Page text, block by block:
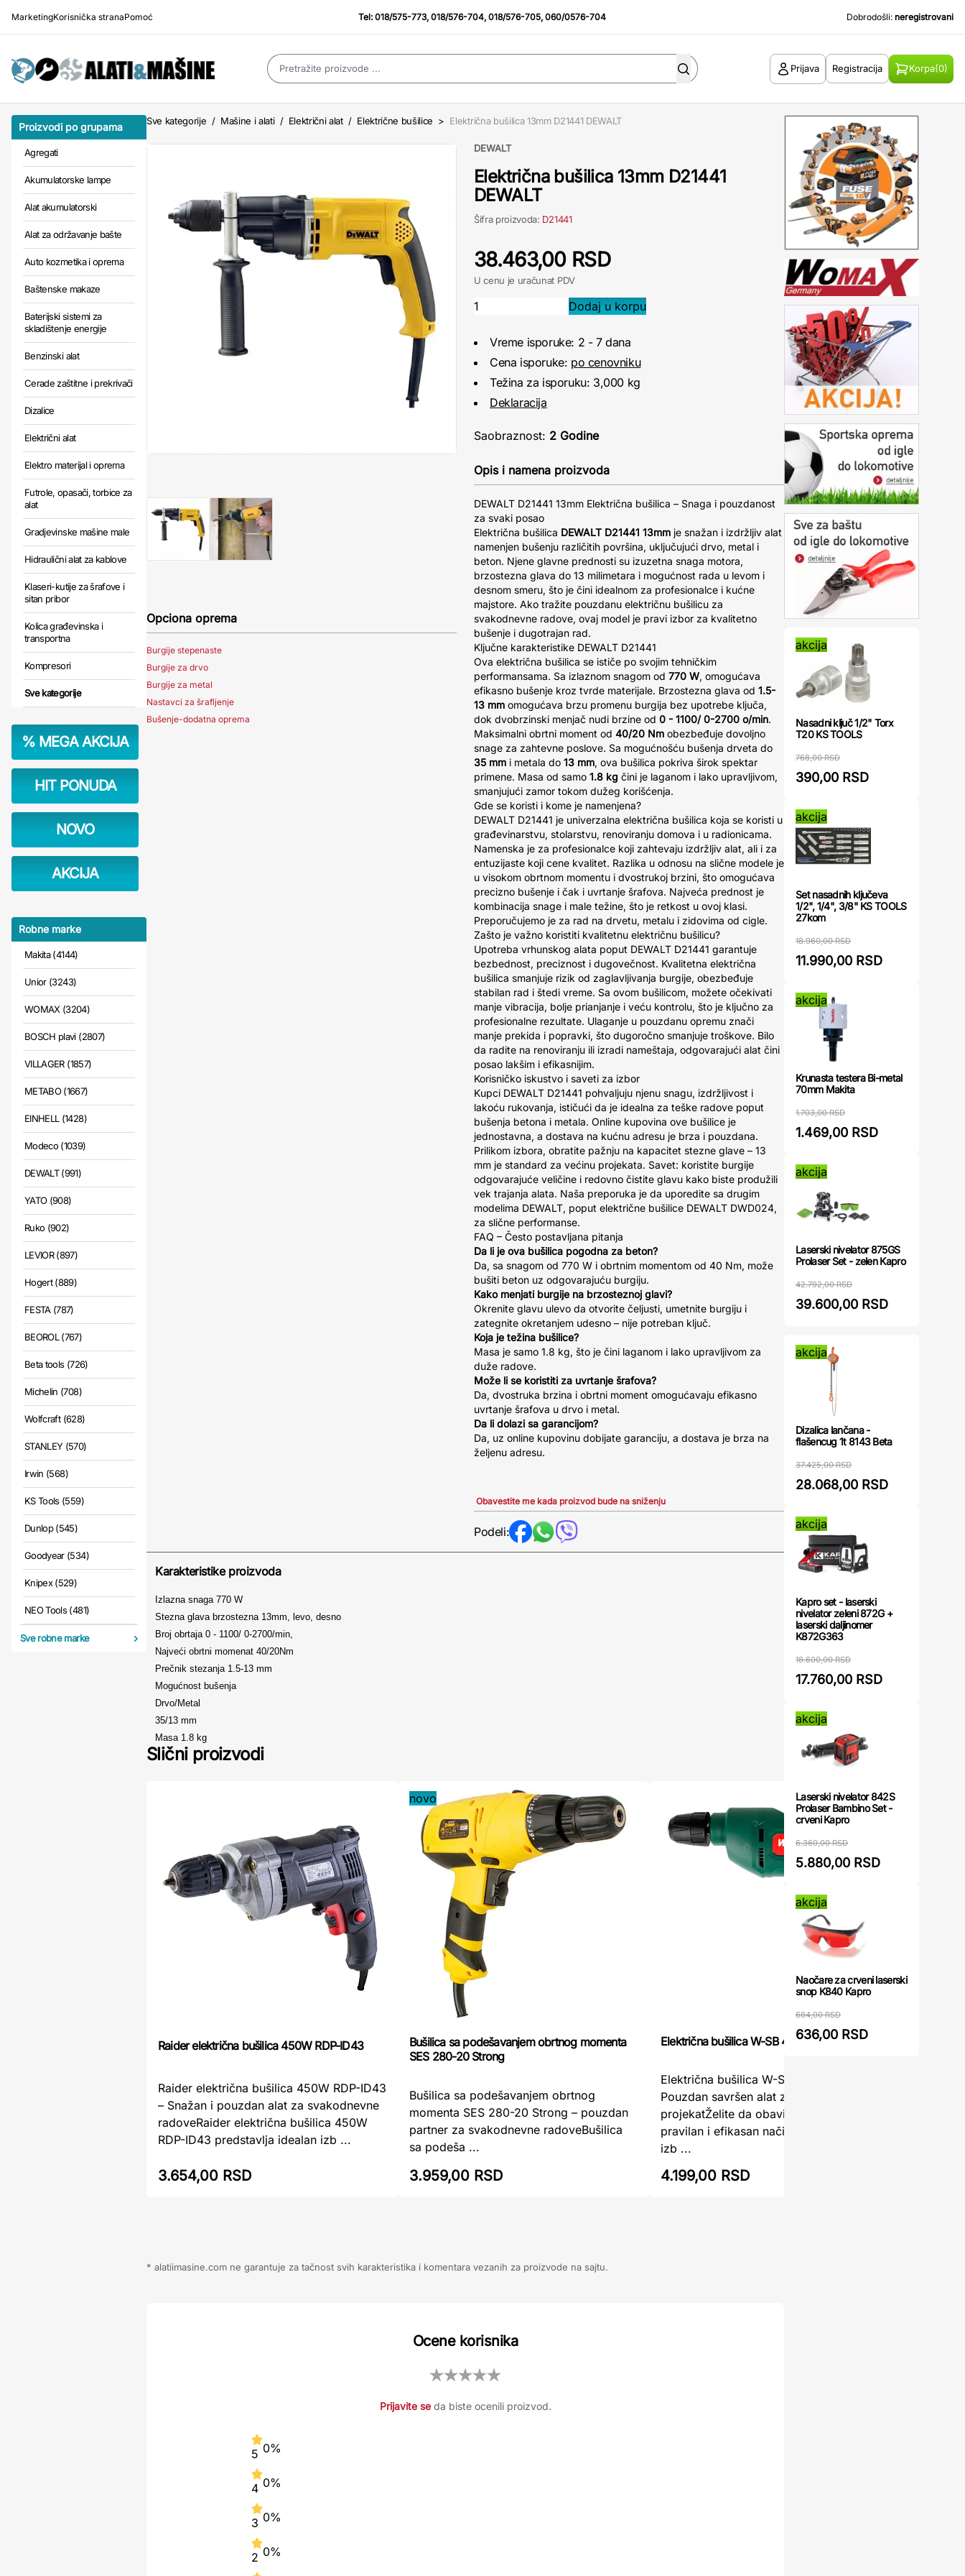
MarketingKorisnička stranaPomoć Tel:018/575-773,018/576-704,018/576-705,060/0576-704 Dobrodošli: neregistrovani
Prijava Registracija Korpa(0)
Proizvodi po grupama
Agregati
Akumulatorske lampe
Alat akumulatorski
Alat za održavanje bašte
Auto kozmetika i oprema
Baštenske makaze
Baterijski sistemi za
skladištenje energije
Benzinski alat
Cerade zaštitne i prekrivači
Dizalice
Električni alat
Elektro materijal i oprema
Futrole, opasači, torbice za
alat
Gradjevinske mašine male
Hidraulični alat za kablove
Klaseri-kutije za šrafove i
sitan pribor
Kolica građevinska i
transportna
Kompresori
Sve kategorije
% MEGA AKCIJA
HIT PONUDA
NOVO
AKCIJA
Robne marke
Makita (4144)
Unior (3243)
WOMAX (3204)
BOSCH plavi (2807)
VILLAGER (1857)
METABO (1667)
EINHELL (1428)
Modeco (1039)
DEWALT (991)
YATO (908)
Ruko (902)
LEVIOR (897)
Hogert (889)
FESTA (787)
BEOROL (767)
Beta tools (726)
Michelin (708)
Wolfcraft (628)
STANLEY (570)
Irwin (568)
KS Tools (559)
Dunlop (545)
Goodyear (534)
Knipex (529)
NEO Tools (481)
Sve robne marke
Sve kategorije / Mašine i alati / Električni alat / Električne bušilice > Električna bušilica 13mm D21441 DEWALT
Opciona oprema
Burgije stepenaste
Burgije za drvo
Burgije za metal
Nastavci za šrafljenje
Bušenje-dodatna oprema
DEWALT
Električna bušilica 13mm D21441
DEWALT
Šifra proizvoda: D21441
38.463,00 RSD
U cenu je uračunat PDV
Vreme isporuke: 2 - 7 dana
Cena isporuke: po cenovniku
Težina za isporuku: 3,000 kg
Deklaracija
Saobraznost: 2 Godine
Opis i namena proizvoda
DEWALT D21441 13mm Električna bušilica – Snaga i pouzdanost
za svaki posao
Električna bušilica DEWALT D21441 13mm je snažan i izdržljiv alat
namenjen bušenju različitih površina, uključujući drvo, metal i
beton. Njene glavne prednosti su izuzetna snaga motora,
brzostezna glava do 13 milimetara i mogućnost rada u levom i
desnom smeru, što je čini idealnom za profesionalce i kućne
majstore. Ako tražite pouzdanu električnu bušilicu za
svakodnevne radove, ovaj model je pravi izbor za kvalitetno
bušenje i dugotrajan rad.
Ključne karakteristike DEWALT D21441
Ova električna bušilica se ističe po svojim tehničkim
performansama. Sa izlaznom snagom od 770 W, omogućava
efikasno bušenje kroz tvrde materijale. Brzostezna glava od 1.5-
13 mm omogućava brzu promenu burgija bez upotrebe ključa,
dok dvobrzinski menjač nudi brzine od 0 - 1100/ 0-2700 o/min.
Maksimalni obrtni moment od 40/20 Nm obezbeđuje dovoljno
snage za zahtevne poslove. Sa mogućnošću bušenja drveta do
35 mm i metala do 13 mm, ova bušilica pokriva širok spektar
primene. Masa od samo 1.8 kg čini je laganom i lako upravljivom,
smanjujući zamor tokom dužeg korišćenja.
Gde se koristi i kome je namenjena?
DEWALT D21441 je univerzalna električna bušilica koja se koristi u
građevinarstvu, stolarstvu, renoviranju domova i u radionicama.
Namenska je za profesionalce koji zahtevaju izdržljiv alat, ali i za
entuzijaste koji cene kvalitet. Razlika u odnosu na slične modele je
u visokom obrtnom momentu i dvostrukoj brzini, što omogućava
precizno bušenje i čak i uvrtanje šrafova. Najveća prednost je
kombinacija snage i male težine, što je retkost u ovoj klasi.
Preporučujemo je za rad na drvetu, metalu i zidovima od cigle.
Zašto je važno koristiti kvalitetnu električnu bušilicu?
Upotreba vrhunskog alata poput DEWALT D21441 garantuje
bezbednost, preciznost i dugovečnost. Kvalitetna električna
bušilica smanjuje rizik od zaglavljivanja burgije, obezbeđuje
stabilan rad i štedi vreme. Sa ovom bušilicom, možete očekivati
manje vibracija, bolje prianjanje i veću kontrolu, što je ključno za
profesionalne rezultate. Ulaganje u pouzdanu opremu znači
manje prekida i popravki, što dugoročno smanjuje troškove. Bilo
da radite na renoviranju ili izradi nameštaja, odgovarajući alat čini
posao lakšim i efikasnijim.
Korisničko iskustvo i saveti za izbor
Kupci DEWALT D21441 pohvaljuju njenu snagu, izdržljivost i
lakoću rukovanja, ističući da je idealna za teške radove poput
bušenja betona i metala. Online kupovina ove bušilice je
jednostavna, a dostava na kućnu adresu je brza i pouzdana.
Prilikom izbora, obratite pažnju na kapacitet stezne glave – 13
mm je standard za većinu projekata. Savet: koristite burgije
odgovarajuće veličine i redovno čistite glavu kako biste produžili
vek trajanja alata. Naša preporuka je da uporedite sa drugim
modelima DEWALT, poput električne bušilice DEWALT DWD024,
za slične performanse.
FAQ – Često postavljana pitanja
Da li je ova bušilica pogodna za beton?
Da, sa snagom od 770 W i obrtnim momentom od 40 Nm, može
bušiti beton uz odgovarajuću burgiju.
Kako menjati burgije na brzosteznoj glavi?
Okrenite glavu ulevo da otvorite čeljusti, umetnite burgiju i
zategnite okretanjem udesno – nije potreban ključ.
Koja je težina bušilice?
Masa je samo 1.8 kg, što je čini laganom i lako upravljivom za
duže radove.
Može li se koristiti za uvrtanje šrafova?
Da, dvostruka brzina i obrtni moment omogućavaju efikasno
uvrtanje šrafova u drvo i metal.
Da li dolazi sa garancijom?
Da, uz online kupovinu dobijate garanciju, a dostava je brza na
željenu adresu.
Obavestite me kada proizvod bude na sniženju
Podeli:
Karakteristike proizvoda
Izlazna snaga 770 W
Stezna glava brzostezna 13mm, levo, desno
Broj obrtaja 0 - 1100/ 0-2700/min,
Najveći obrtni momenat 40/20Nm
Prečnik stezanja 1.5-13 mm
Mogućnost bušenja
Drvo/Metal
35/13 mm
Masa 1.8 kg
Slični proizvodi
Raider električna bušilica 450W RDP-ID43
Raider električna bušilica 450W RDP-ID43
– Snažan i pouzdan alat za svakodnevne
radoveRaider električna bušilica 450W
RDP-ID43 predstavlja idealan izb ...
3.654,00 RSD
novo
Bušilica sa podešavanjem obrtnog momenta
SES 280-20 Strong
Bušilica sa podešavanjem obrtnog
momenta SES 280-20 Strong – pouzdan
partner za svakodnevne radoveBušilica
sa podeša ...
3.959,00 RSD
Električna bušilica W-SB 400 WOMAX
Električna bušilica W-SB 400 WOMAX –
Pouzdan savršen alat za svaki
projekatŽelite da obavite bušenje na
pravilan i efikasan način? Potražite pravi
izb ...
4.199,00 RSD
* alatiimasine.com ne garantuje za tačnost svih karakteristika i komentara vezanih za proizvode na sajtu.
Ocene korisnika
Prijavite seda biste ocenili proizvod.
5 0%
4 0%
3 0%
2 0%
akcija
Nasadni ključ 1/2" Torx
T20 KS TOOLS
768,00 RSD
390,00 RSD
akcija
Set nasadnih ključeva
1/2", 1/4", 3/8" KS TOOLS
27kom
18.960,00 RSD
11.990,00 RSD
akcija
Krunasta testera Bi-metal
70mm Makita
1.703,00 RSD
1.469,00 RSD
akcija
Laserski nivelator 875GS
Prolaser Set - zelen Kapro
42.792,00 RSD
39.600,00 RSD
akcija
Dizalica lančana -
flašencug 1t 8143 Beta
37.425,00 RSD
28.068,00 RSD
akcija
Kapro set - laserski
nivelator zeleni 872G +
laserski daljinomer
K872G363
18.600,00 RSD
17.760,00 RSD
akcija
Laserski nivelator 842S
Prolaser Bambino Set -
crveni Kapro
6.360,00 RSD
5.880,00 RSD
akcija
Naočare za crveni laserski
snop K840 Kapro
684,00 RSD
636,00 RSD